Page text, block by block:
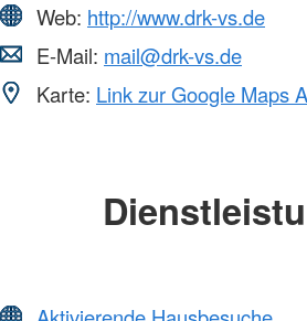
Web: http://www.drk-vs.de
E-Mail: mail@drk-vs.de
Karte: Link zur Google Maps